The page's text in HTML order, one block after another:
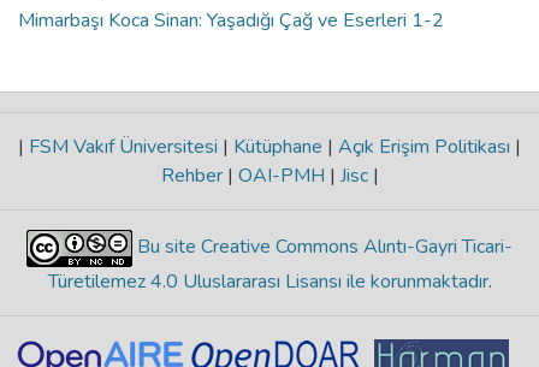
Mimarbaşı Koca Sinan: Yaşadığı Çağ ve Eserleri 1-2
| FSM Vakıf Üniversitesi | Kütüphane | Açık Erişim Politikası |
Rehber | OAI-PMH | Jisc |
Bu site Creative Commons Alıntı-Gayri Ticari-
Türetilemez 4.0 Uluslararası Lisansı ile korunmaktadır.